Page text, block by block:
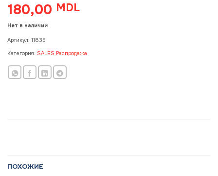
180,00 MDL
Нет в наличии
Артикул: 11835
Категория: SALES Распродажа
ПОХОЖИЕ